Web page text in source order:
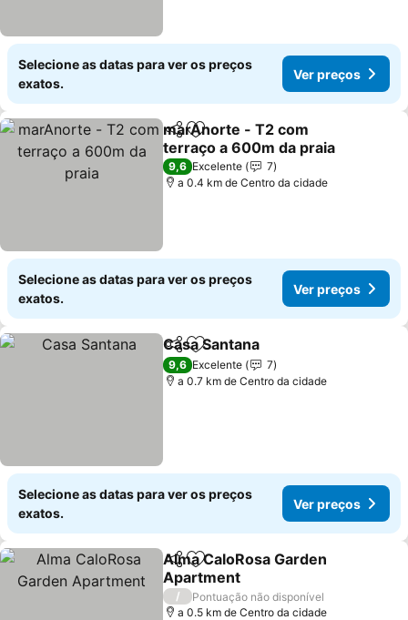
Selecione as datas para ver os preços
exatos.
Ver preços
PartilharAdicionar aos favoritos
marAnorte - T2 com
terraço a 600m da praia
Ver preços
9,6 Excelente
7
a 0.4 km de Centro da cidade
Selecione as datas para ver os preços
exatos.
Ver preços
PartilharAdicionar aos favoritos
Casa Santana
9,6 Excelente
7
a 0.7 km de Centro da cidade
Selecione as datas para ver os preços
exatos.
Ver preços
PartilharAdicionar aos favoritos
Alma CaloRosa Garden
Apartment
Ver preços
/
Pontuação não disponível
a 0.5 km de Centro da cidade